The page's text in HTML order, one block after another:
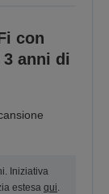
con
anni di
Iniziativa
estesa qui